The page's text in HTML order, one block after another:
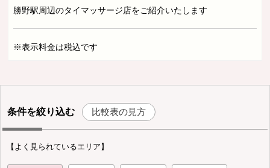
勝野駅周辺のタイマッサージ店をご紹介いたします
※表示料金は税込です
条件を絞り込む 比較表の見方
【よく見られているエリア】